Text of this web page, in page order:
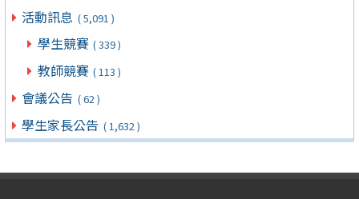
活動訊息 ( 5,091 )
學生競賽 ( 339 )
教師競賽 ( 113 )
會議公告 ( 62 )
學生家長公告 ( 1,632 )